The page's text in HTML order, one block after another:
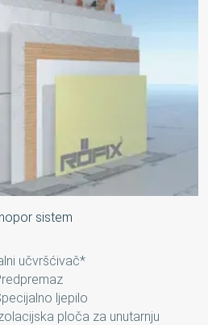
sistem
učvršćivač*
ljepilo
ploča za unutarnju